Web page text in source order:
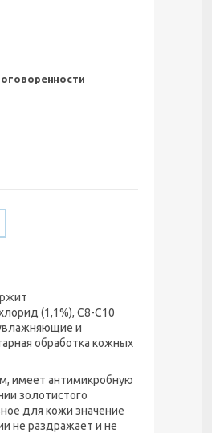
(1,1%), С8-С10
и
обработка кожных
имеет антимикробную
золотистого
для кожи значение
не раздражает и не